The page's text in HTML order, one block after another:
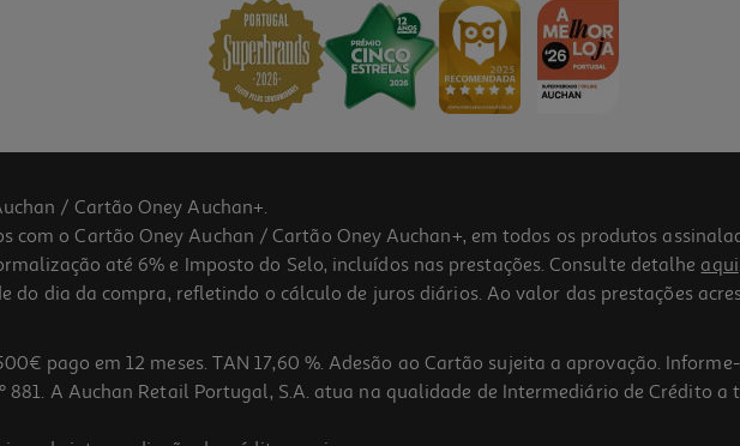
/ Cartão Oney Auchan+.
com o Cartão Oney Auchan / Cartão Oney Auchan+, em todos os produtos
até 6% e Imposto do Selo, incluídos nas prestações. Consulte detalhe aqui
do dia da compra, refletindo o cálculo de juros diários. Ao valor das prestações
pago em 12 meses. TAN 17,60 %. Adesão ao Cartão sujeita a aprovação.
881. A Auchan Retail Portugal, S.A. atua na qualidade de Intermediário de Crédito